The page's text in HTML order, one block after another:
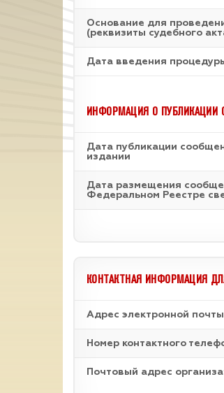
Основание для
(реквизиты судебного
Дата введения
ИНФОРМАЦИЯ О ПУБЛИКАЦИИ
Дата публикации
издании
Дата размещения
Федеральном Реестре
КОНТАКТНАЯ ИНФОРМАЦИЯ
Адрес электронной почты
Номер контактного
Почтовый адрес